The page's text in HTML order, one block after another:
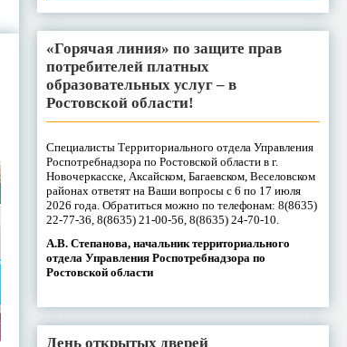
«Горячая линия» по защите прав
потребителей платных
образовательных услуг – в
Ростовской области!
Специалисты Территориального отдела Управления
Роспотребнадзора по Ростовской области в г.
Новочеркасске, Аксайском, Багаевском, Веселовском
районах ответят на Ваши вопросы с 6 по 17 июля
2026 года. Обратиться можно по телефонам: 8(8635)
22-77-36, 8(8635) 21-00-56, 8(8635) 24-70-10.
А.В. Степанова, начальник территориального
отдела Управления Роспотребнадзора по
Ростовской области
День открытых дверей